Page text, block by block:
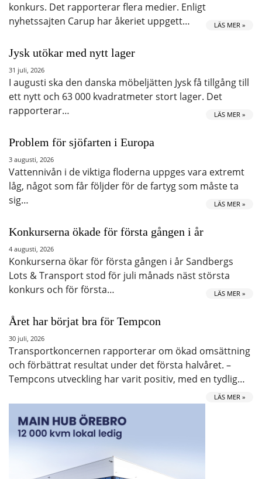
konkurs. Det rapporterar flera medier. Enligt
nyhetssajten Carup har åkeriet uppgett…
LÄS MER »
Jysk utökar med nytt lager
31 juli, 2026
I augusti ska den danska möbeljätten Jysk få tillgång till
ett nytt och 63 000 kvadratmeter stort lager. Det
rapporterar…
LÄS MER »
Problem för sjöfarten i Europa
3 augusti, 2026
Vattennivån i de viktiga floderna uppges vara extremt
låg, något som får följder för de fartyg som måste ta
sig…
LÄS MER »
Konkurserna ökade för första gången i år
4 augusti, 2026
Konkurserna ökar för första gången i år Sandbergs
Lots & Transport stod för juli månads näst största
konkurs och för första…
LÄS MER »
Året har börjat bra för Tempcon
30 juli, 2026
Transportkoncernen rapporterar om ökad omsättning
och förbättrat resultat under det första halvåret. –
Tempcons utveckling har varit positiv, med en tydlig…
LÄS MER »